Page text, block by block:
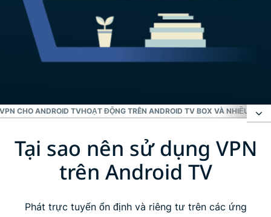
CHO ANDROID TVHOẠT ĐỘNG TRÊN ANDROID TV BOX VÀ NHIỀU
Tại sao nên sử dụng VPN trên Android TV
Hướng dẫn cài đặt ExpressVPN trên Android TV
Tại sao nên sử dụng VPN
trên Android TV
Phát trực tuyến ổn định và riêng tư trên các ứng